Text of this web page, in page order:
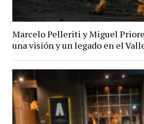
Marcelo Pelleriti y Miguel
una visión y un legado en el